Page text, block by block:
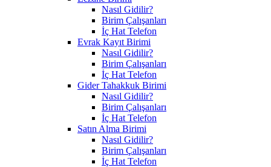
Nasıl Gidilir?
Birim Çalışanları
İç Hat Telefon
Evrak Kayıt Birimi
Nasıl Gidilir?
Birim Çalışanları
İç Hat Telefon
Gider Tahakkuk Birimi
Nasıl Gidilir?
Birim Çalışanları
İç Hat Telefon
Satın Alma Birimi
Nasıl Gidilir?
Birim Çalışanları
İç Hat Telefon